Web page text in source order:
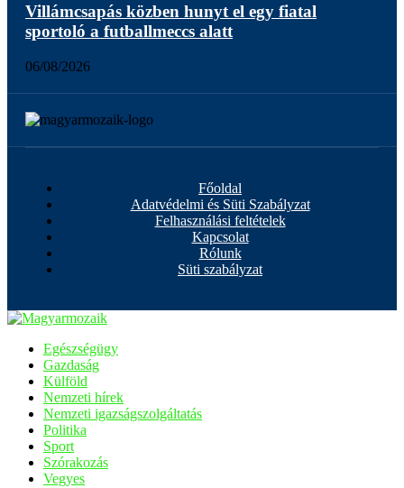
Villámcsapás közben hunyt el egy fiatal
sportoló a futballmeccs alatt
06/08/2026
Főoldal
Adatvédelmi és Süti Szabályzat
Felhasználási feltételek
Kapcsolat
Rólunk
Süti szabályzat
Egészségügy
Gazdaság
Külföld
Nemzeti hírek
Nemzeti igazságszolgáltatás
Politika
Sport
Szórakozás
Vegyes